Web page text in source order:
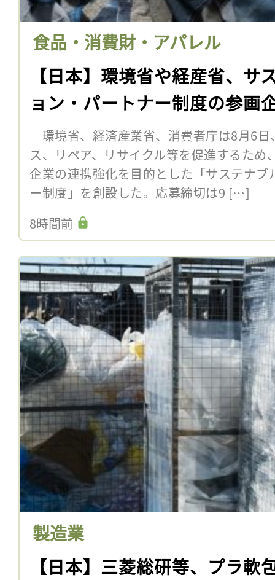
食品・消費財・アパレル
【日本】環境省や経産省、サ
ョン・パートナー制度の参画
環境省、経済産業省、消費者庁は8月6
ス、リペア、リサイクル等を促進するため
企業の連携強化を目的とした「サステナ
ー制度」を創設した。応募締切は9 […]
8時間前
製造業
【日本】三菱総研等、プラ軟